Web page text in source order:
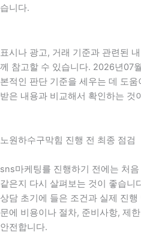
습니다.
표시나 광고, 거래 기준과 관련된
께 참고할 수 있습니다. 2026년07
본적인 판단 기준을 세우는 데 도
받은 내용과 비교해서 확인하는 것
노원하수구막힘 진행 전 최종 점검
sns마케팅를 진행하기 전에는 처
같은지 다시 살펴보는 것이 좋습
상담 초기에 들은 조건과 실제 진
문에 비용이나 절차, 준비사항, 제
안전합니다.